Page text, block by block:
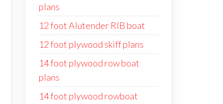
plans
12 foot Alutender RIB boat
12 foot plywood skiff plans
14 foot plywood row boat
plans
14 foot plywood rowboat